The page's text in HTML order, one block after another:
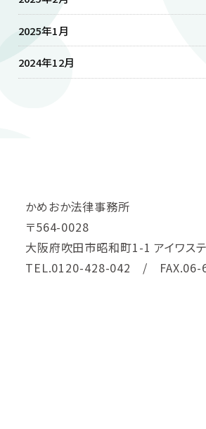
2025年1月
2024年12月
かめおか法律事務所
〒564-0028
大阪府吹田市昭和町1-1 アイワス
TEL.0120-428-042 / FAX.06-